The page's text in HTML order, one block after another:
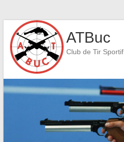
content
ATBuc
Club de Tir Sportif